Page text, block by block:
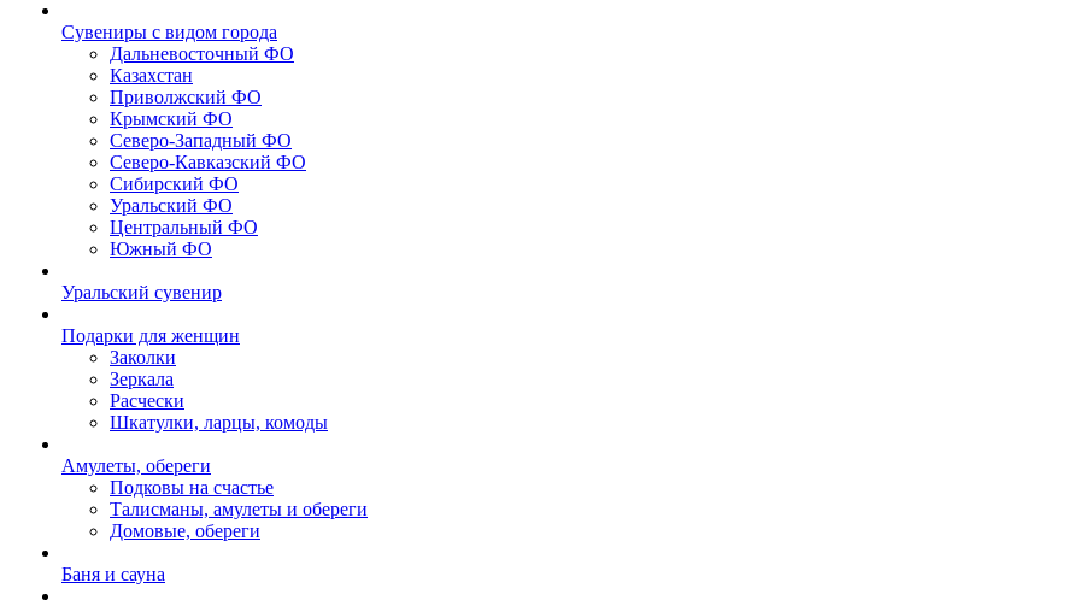
Сувениры с видом города
Дальневосточный ФО
Казахстан
Приволжский ФО
Крымский ФО
Северо-Западный ФО
Северо-Кавказский ФО
Сибирский ФО
Уральский ФО
Центральный ФО
Южный ФО
Уральский сувенир
Подарки для женщин
Заколки
Зеркала
Расчески
Шкатулки, ларцы, комоды
Амулеты, обереги
Подковы на счастье
Талисманы, амулеты и обереги
Домовые, обереги
Баня и сауна